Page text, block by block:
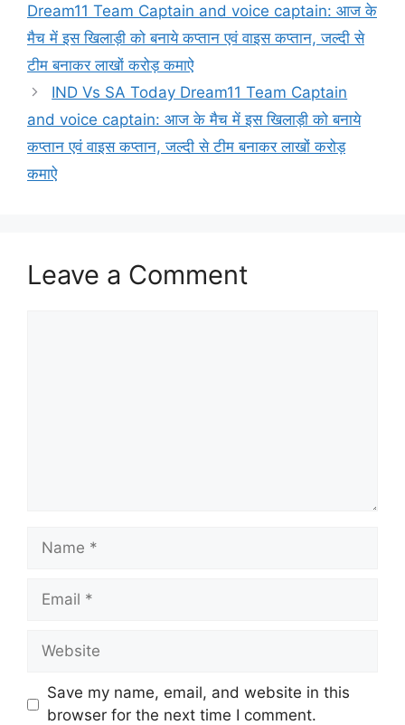
Dream11 Team Captain and voice captain: आज के
मैच में इस खिलाड़ी को बनाये कप्तान एवं वाइस कप्तान, जल्दी से
टीम बनाकर लाखों करोड़ कमाऐ
IND Vs SA Today Dream11 Team Captain
and voice captain: आज के मैच में इस खिलाड़ी को बनाये
कप्तान एवं वाइस कप्तान, जल्दी से टीम बनाकर लाखों करोड़
कमाऐ
Leave a Comment
Name
Email
Website
Save my name, email, and website in this
browser for the next time I comment.